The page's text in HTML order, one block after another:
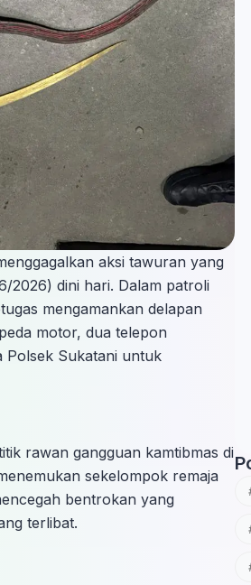
aksi tawuran yang
2026) dini hari. Dalam patroli
mengamankan delapan
motor, dua telepon
Polsek Sukatani untuk
rawan gangguan kamtibmas di
sekelompok remaja
bentrokan yang
terlibat.